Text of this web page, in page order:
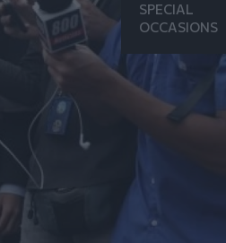
SPECIAL
OCCASIONS